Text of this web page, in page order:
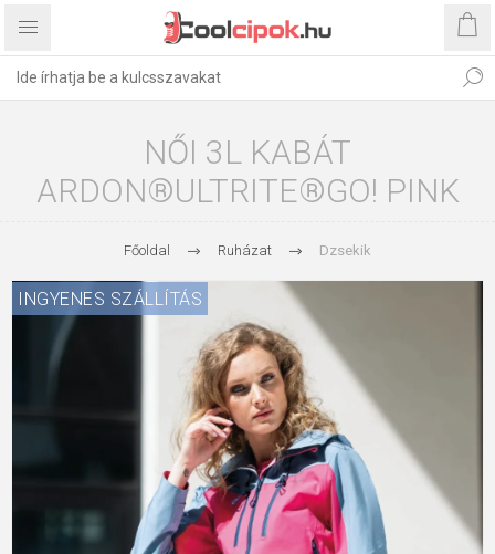
NŐI 3L KABÁT
ARDON®ULTRITE®GO! PINK
Főoldal Ruházat Dzsekik
INGYENES SZÁLLÍTÁS